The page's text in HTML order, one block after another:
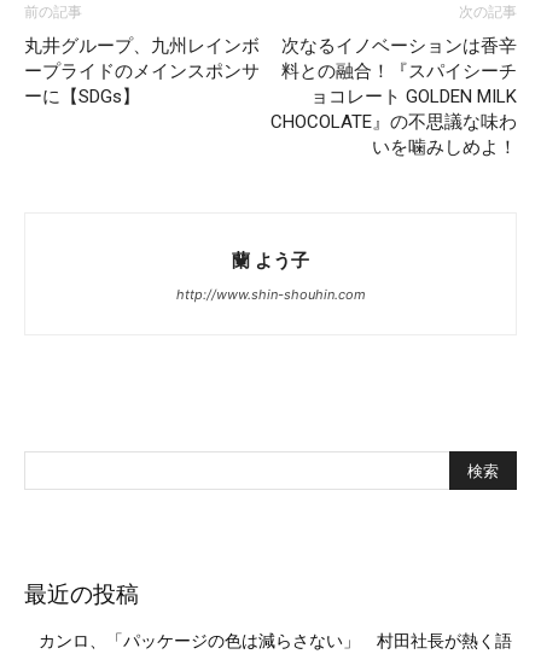
前の記事
丸井グループ、九州レインボ
ープライドのメインスポンサ
ーに【SDGs】
次の記事
次なるイノベーションは香辛
料との融合！『スパイシーチ
ョコレート GOLDEN MILK
CHOCOLATE』の不思議な味わ
いを噛みしめよ！
蘭 よう子
http://www.shin-shouhin.com
最近の投稿
カンロ、「パッケージの色は減らさない」 村田社長が熱く語